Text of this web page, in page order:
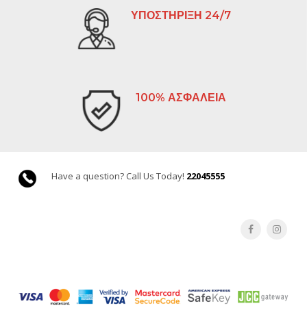
ΥΠΟΣΤΗΡΙΞΗ 24/7
100% ΑΣΦΑΛΕΙΑ
Have a question? Call Us Today! 22045555